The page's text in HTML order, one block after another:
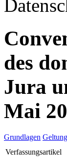
des
Jura
Mai
Grundlagen Geltung
Verfassungsartikel